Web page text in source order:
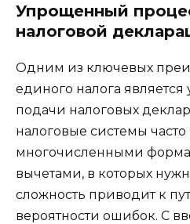
Упрощенный
налоговой
Одним из ключевых
единого налога
подачи налоговых
налоговые системы
многочисленными
вычетами, в которых
сложность приводит к
вероятности ошибок. С